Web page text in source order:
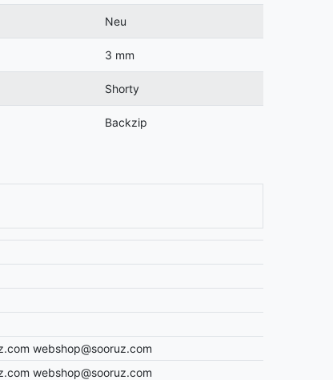
Neu
3 mm
Shorty
Backzip
webshop@sooruz.com
webshop@sooruz.com